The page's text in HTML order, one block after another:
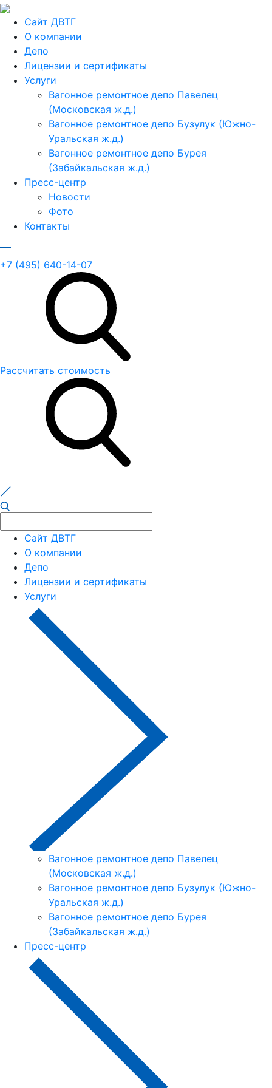
Сайт ДВТГ
О компании
Депо
Лицензии и сертификаты
Услуги
Вагонное ремонтное депо Павелец
(Московская ж.д.)
Вагонное ремонтное депо Бузулук (Южно-
Уральская ж.д.)
Вагонное ремонтное депо Бурея
(Забайкальская ж.д.)
Пресс-центр
Новости
Фото
Контакты
+7 (495) 640-14-07
Рассчитать стоимость
Сайт ДВТГ
О компании
Депо
Лицензии и сертификаты
Услуги
Вагонное ремонтное депо Павелец
(Московская ж.д.)
Вагонное ремонтное депо Бузулук (Южно-
Уральская ж.д.)
Вагонное ремонтное депо Бурея
(Забайкальская ж.д.)
Пресс-центр